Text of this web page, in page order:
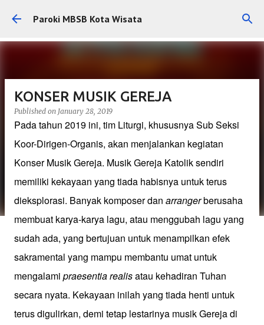
Skip to main content
Paroki MBSB Kota Wisata
KONSER MUSIK GEREJA
Published on January 28, 2019
Pada tahun 2019 ini, tim Liturgi, khususnya Sub Seksi
Koor-Dirigen-Organis, akan menjalankan kegiatan
Konser Musik Gereja. Musik Gereja Katolik sendiri
memiliki kekayaan yang tiada habisnya untuk terus
dieksplorasi. Banyak komposer dan arrangerberusaha
membuat karya-karya lagu, atau menggubah lagu yang
sudah ada, yang bertujuan untuk menampilkan efek
sakramental yang mampu membantu umat untuk
mengalami praesentia realisatau kehadiran Tuhan
secara nyata. Kekayaan inilah yang tiada henti untuk
terus digulirkan, demi tetap lestarinya musik Gereja di